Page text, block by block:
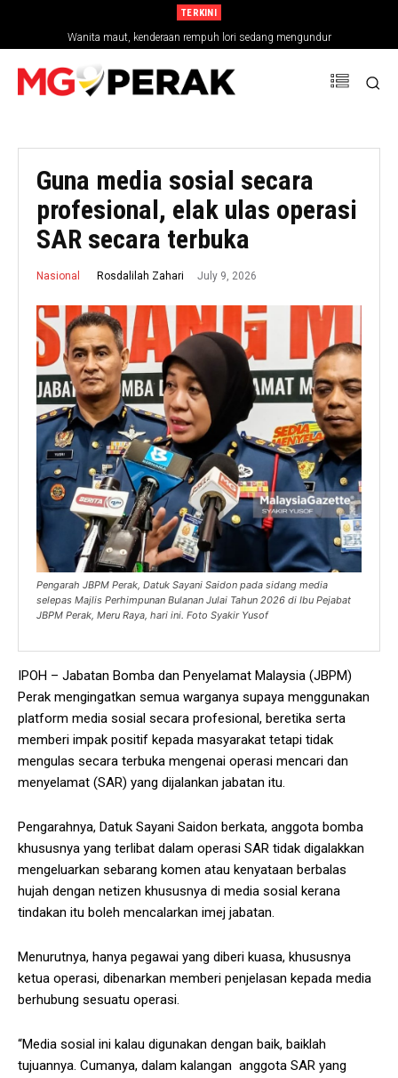
TERKINI
Wanita maut, kenderaan rempuh lori sedang mengundur
Guna media sosial secara
profesional, elak ulas operasi
SAR secara terbuka
Nasional Rosdalilah Zahari July 9, 2026
Pengarah JBPM Perak, Datuk Sayani Saidon pada sidang media
selepas Majlis Perhimpunan Bulanan Julai Tahun 2026 di Ibu Pejabat
JBPM Perak, Meru Raya, hari ini. Foto Syakir Yusof
IPOH – Jabatan Bomba dan Penyelamat Malaysia (JBPM)
Perak mengingatkan semua warganya supaya menggunakan
platform media sosial secara profesional, beretika serta
memberi impak positif kepada masyarakat tetapi tidak
mengulas secara terbuka mengenai operasi mencari dan
menyelamat (SAR) yang dijalankan jabatan itu.
Pengarahnya, Datuk Sayani Saidon berkata, anggota bomba
khususnya yang terlibat dalam operasi SAR tidak digalakkan
mengeluarkan sebarang komen atau kenyataan berbalas
hujah dengan netizen khususnya di media sosial kerana
tindakan itu boleh mencalarkan imej jabatan.
Menurutnya, hanya pegawai yang diberi kuasa, khususnya
ketua operasi, dibenarkan memberi penjelasan kepada media
berhubung sesuatu operasi.
“Media sosial ini kalau digunakan dengan baik, baiklah
tujuannya. Cumanya, dalam kalangan anggota SAR yang